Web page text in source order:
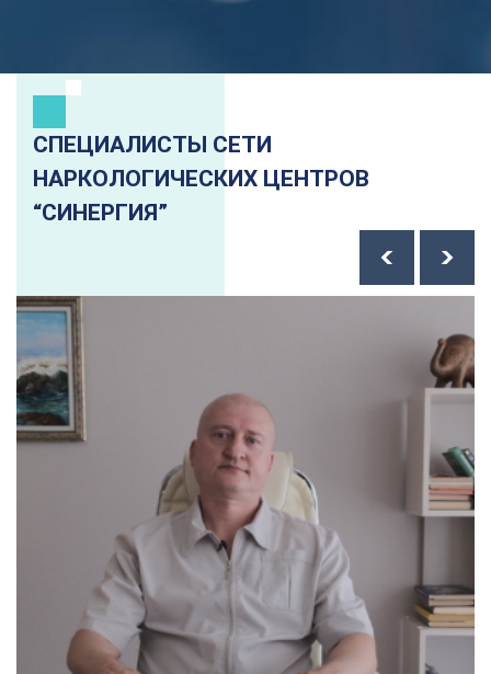
СПЕЦИАЛИСТЫ СЕТИ
НАРКОЛОГИЧЕСКИХ ЦЕНТРОВ
“СИНЕРГИЯ”